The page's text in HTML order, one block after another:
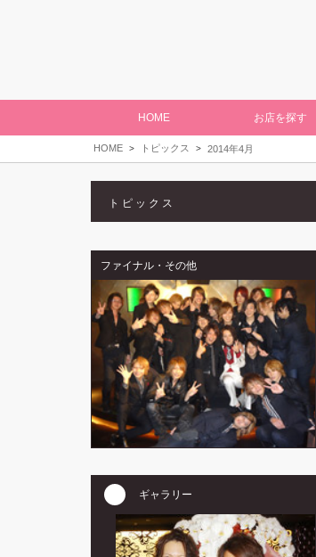
HOME お店を探す
HOME トピックス 2014年4月
トピックス
ファイナル・その他
ギャラリー